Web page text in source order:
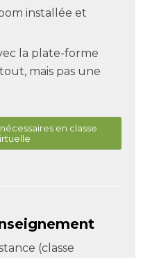
installée et
la plate-forme
mais pas une
en classe
(classe